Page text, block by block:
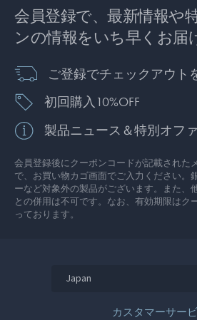
会員登録で、最新情報や
ンの情報をいち早くお届
ご登録でチェックアウト
初回購入10%OFF
製品ニュース＆特別オフ
会員登録後にクーポンコードが記載された
で、お買い物カゴ画面でご入力ください。
ーなど対象外の製品がございます。また、
との併用は不可です。なお、有効期限はク
っております。
Japan
カスタマーサー